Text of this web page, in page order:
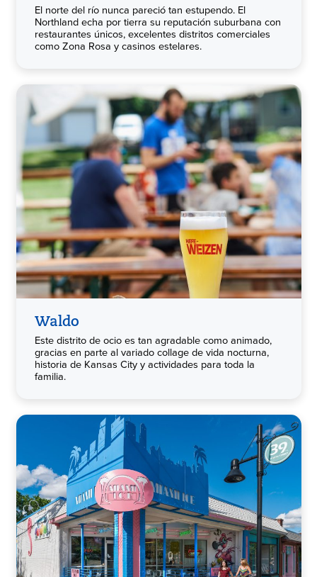
El norte del río nunca pareció tan estupendo. El
Northland echa por tierra su reputación suburbana con
restaurantes únicos, excelentes distritos comerciales
como Zona Rosa y casinos estelares.
Waldo
Este distrito de ocio es tan agradable como animado,
gracias en parte al variado collage de vida nocturna,
historia de Kansas City y actividades para toda la
familia.